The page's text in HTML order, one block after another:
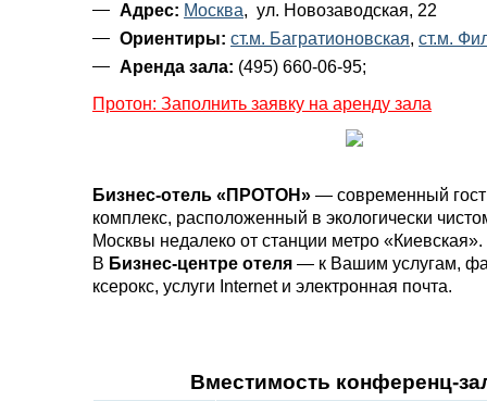
Адрес: Москва, ул. Новозаводская, 22
Ориентиры: ст.м. Багратионовская, ст.м.
Аренда зала: (495) 660-06-95;
Протон: Заполнить заявку на аренду зала
Бизнес-отель «ПРОТОН» — современный
комплекс, расположенный в экологически
Москвы недалеко от станции метро «Киевская».
В Бизнес-центре отеля — к Вашим услугам,
ксерокс, услуги Internet и электронная почта.
Вместимость конференц-